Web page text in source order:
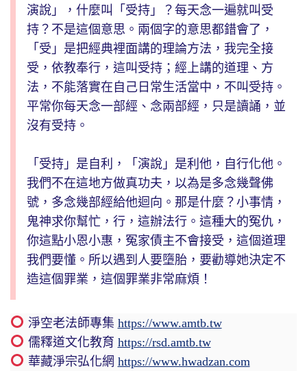
演說」，什麼叫「受持」？每天念一遍就叫受
持？不是這個意思。兩個字的意思都錯會了，
「受」是把經典裡面講的理論方法，我完全接
受，依教奉行，這叫受持；經上講的道理、方
法，不能落實在自己日常生活當中，不叫受持。
平常你每天念一部經、念兩部經，只是讀誦，並
沒有受持。
「受持」是自利，「演說」是利他，自行化他。
我們不在這地方做真功夫，以為是多念幾聲佛
號，多念幾部經給他迴向。那是什麼？小事情，
鬼神求你幫忙，行，這辦法行。這種大的冤仇，
你這點小恩小惠，冤家債主不會接受，這個道理
我們要懂。所以遇到人要墮胎，要勸導她決定不
造這個罪業，這個罪業非常麻煩！
淨空老法師專集 https://www.amtb.tw
儒釋道文化教育 https://rsd.amtb.tw
華藏淨宗弘化網 https://www.hwadzan.com